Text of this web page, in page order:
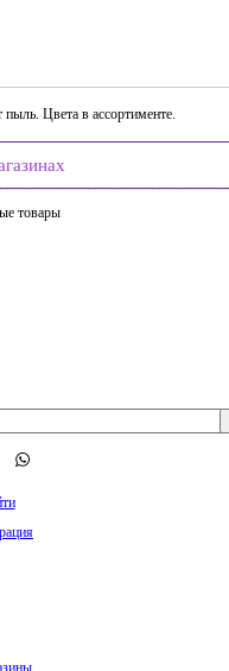
Цвета в ассортименте.
товары